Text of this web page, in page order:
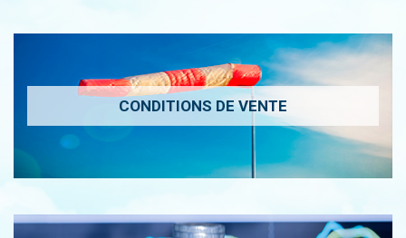
CONDITIONS DE VENTE